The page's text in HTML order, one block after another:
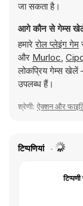
जा सकता है।
आगे कौन से गेम्स
हमारेरोल प्लेइंग गेम
और Murloc,
लोकप्रिय गेम्स
उपलब्ध हैं।
श्रेणी: ऐक्शन और
टिप्पणियां